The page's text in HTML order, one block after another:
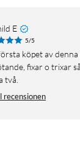
E
5/5
fixar o trixar
två.
recensionen